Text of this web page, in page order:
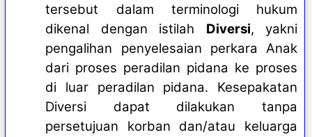
tersebut dalam terminologi hukum
dikenal dengan istilah Diversi, yakni
pengalihan penyelesaian perkara Anak
dari proses peradilan pidana ke proses
di luar peradilan pidana. Kesepakatan
Diversi dapat dilakukan tanpa
persetujuan korban dan/atau keluarga